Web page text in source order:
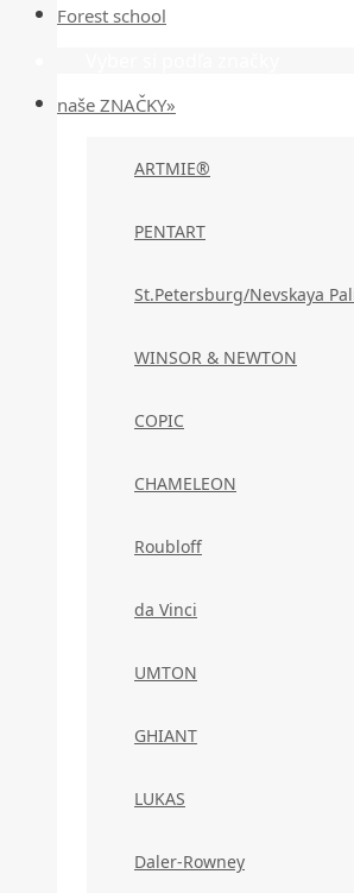
Forest school
naše ZNAČKY»
ARTMIE®
PENTART
St.Petersburg/Nevskaya
WINSOR & NEWTON
COPIC
CHAMELEON
Roubloff
da Vinci
UMTON
GHIANT
LUKAS
Daler-Rowney